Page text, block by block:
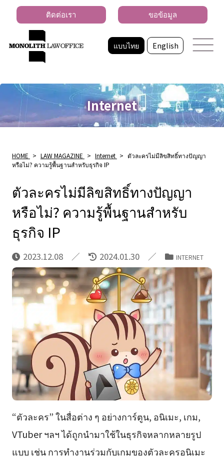
แบบไทย English
ติดต่อเรา ขอข้อมูล
Internet
HOME > LAW MAGAZINE > Internet > ตัวละครไม่มีลิขสิทธิ์ทางปัญญา
หรือไม่? ความรู้พื้นฐานสำหรับธุรกิจ IP
ตัวละครไม่มีลิขสิทธิ์ทางปัญญา
หรือไม่? ความรู้พื้นฐานสำหรับ
ธุรกิจ IP
2023.12.08 2024.01.30 INTERNET
“ตัวละคร” ในสื่อต่าง ๆ อย่างการ์ตูน, อนิเมะ, เกม,
VTuber ฯลฯ ได้ถูกนำมาใช้ในธุรกิจหลากหลายรูป
แบบ เช่น การทำงานร่วมกับเกมของตัวละครอนิเมะ